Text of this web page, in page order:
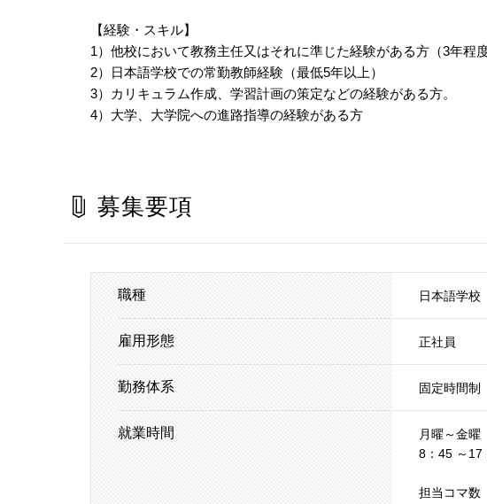
【経験・スキル】
1）他校において教務主任又はそれに準じた経験がある方（3年程度
2）日本語学校での常勤教師経験（最低5年以上）
3）カリキュラム作成、学習計画の策定などの経験がある方。
4）大学、大学院への進路指導の経験がある方
募集要項
職種 日本語学
雇用形態 正社員
勤務体系 固定時間制
就業時間
月曜～金曜
8：45 ～17
担当コマ数